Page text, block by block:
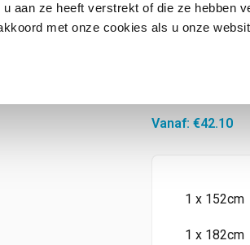
aan ze heeft verstrekt of die ze hebben
met onze cookies als u onze
Vanaf: €42.10
1 x 152cm
1 x 182cm